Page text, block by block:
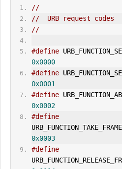
//
//  URB request codes
//
#define
0x0000
#define
0x0001
#define
0x0002
#define
0x0003
#define